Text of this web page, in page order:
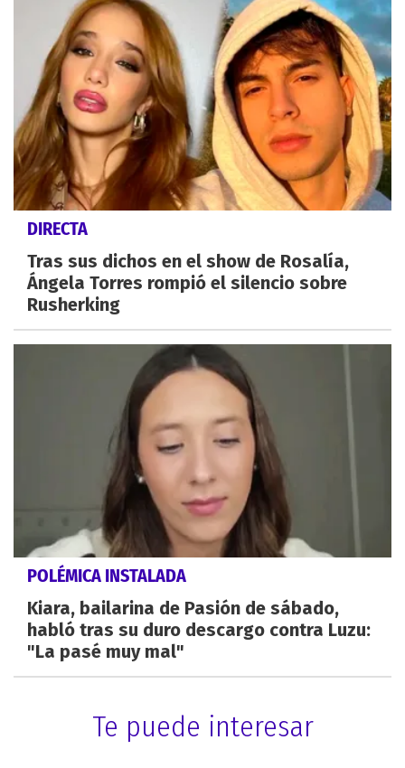
DIRECTA
Tras sus dichos en el show de Rosalía,
Ángela Torres rompió el silencio sobre
Rusherking
POLÉMICA INSTALADA
Kiara, bailarina de Pasión de sábado,
habló tras su duro descargo contra Luzu:
"La pasé muy mal"
Te puede interesar